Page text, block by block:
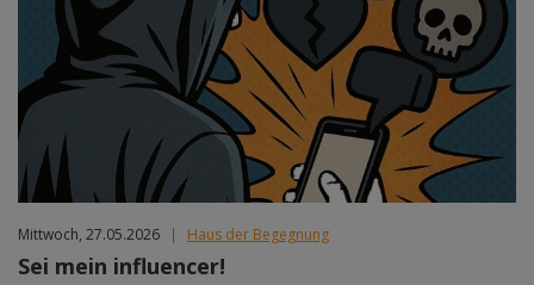
Mittwoch, 27.05.2026 | Haus der Begegnung
Sei mein influencer!